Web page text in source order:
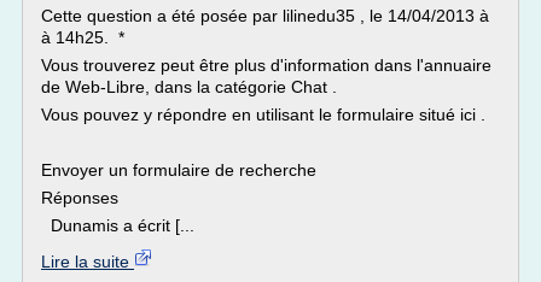
Cette question a été posée par lilinedu35 , le 14/04/2013 à
à 14h25. *
Vous trouverez peut être plus d'information dans l'annuaire
de Web-Libre, dans la catégorie Chat .
Vous pouvez y répondre en utilisant le formulaire situé ici .
Envoyer un formulaire de recherche
Réponses
Dunamis a écrit [...
Lire la suite